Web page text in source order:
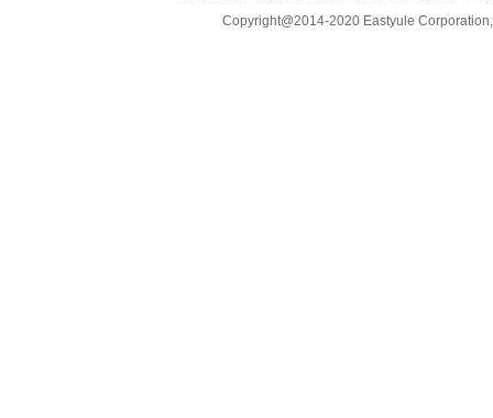
Copyright@2014-2020 Eastyule